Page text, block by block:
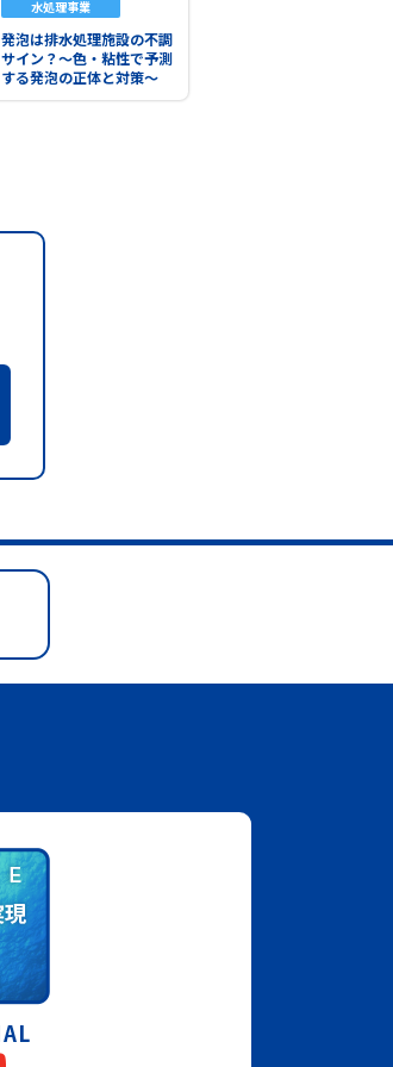
水処理事業
発泡は排水処理施設の不調
サイン？～色・粘性で予測
する発泡の正体と対策～